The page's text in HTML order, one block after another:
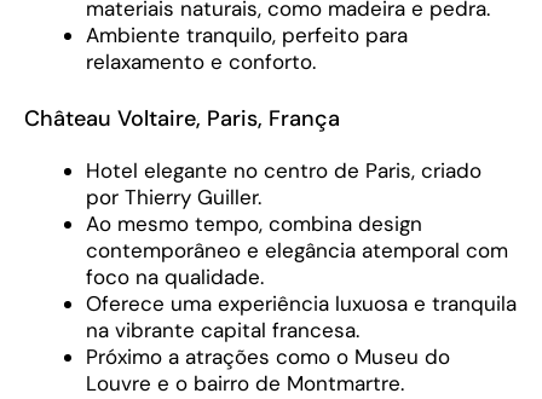
materiais naturais, como madeira e pedra.
Ambiente tranquilo, perfeito para
relaxamento e conforto.
Château Voltaire, Paris, França
Hotel elegante no centro de Paris, criado
por Thierry Guiller.
Ao mesmo tempo, combina design
contemporâneo e elegância atemporal com
foco na qualidade.
Oferece uma experiência luxuosa e tranquila
na vibrante capital francesa.
Próximo a atrações como o Museu do
Louvre e o bairro de Montmartre.